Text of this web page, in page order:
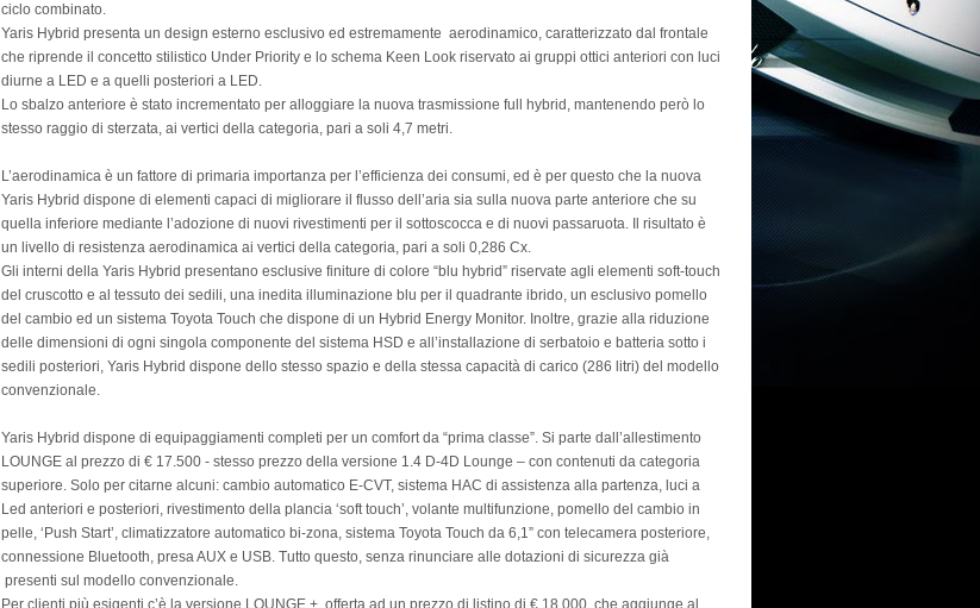
ciclo combinato.
Yaris Hybrid presenta un design esterno esclusivo ed estremamente aerodinamico, caratterizzato dal frontale
che riprende il concetto stilistico Under Priority e lo schema Keen Look riservato ai gruppi ottici anteriori con luci
diurne a LED e a quelli posteriori a LED.
Lo sbalzo anteriore è stato incrementato per alloggiare la nuova trasmissione full hybrid, mantenendo però lo
stesso raggio di sterzata, ai vertici della categoria, pari a soli 4,7 metri.
L’aerodinamica è un fattore di primaria importanza per l’efficienza dei consumi, ed è per questo che la nuova
Yaris Hybrid dispone di elementi capaci di migliorare il flusso dell’aria sia sulla nuova parte anteriore che su
quella inferiore mediante l’adozione di nuovi rivestimenti per il sottoscocca e di nuovi passaruota. Il risultato è
un livello di resistenza aerodinamica ai vertici della categoria, pari a soli 0,286 Cx.
Gli interni della Yaris Hybrid presentano esclusive finiture di colore “blu hybrid” riservate agli elementi soft-touch
del cruscotto e al tessuto dei sedili, una inedita illuminazione blu per il quadrante ibrido, un esclusivo pomello
del cambio ed un sistema Toyota Touch che dispone di un Hybrid Energy Monitor. Inoltre, grazie alla riduzione
delle dimensioni di ogni singola componente del sistema HSD e all’installazione di serbatoio e batteria sotto i
sedili posteriori, Yaris Hybrid dispone dello stesso spazio e della stessa capacità di carico (286 litri) del modello
convenzionale.
Yaris Hybrid dispone di equipaggiamenti completi per un comfort da “prima classe”. Si parte dall’allestimento
LOUNGE al prezzo di € 17.500 - stesso prezzo della versione 1.4 D-4D Lounge – con contenuti da categoria
superiore. Solo per citarne alcuni: cambio automatico E-CVT, sistema HAC di assistenza alla partenza, luci a
Led anteriori e posteriori, rivestimento della plancia ‘soft touch’, volante multifunzione, pomello del cambio in
pelle, ‘Push Start’, climatizzatore automatico bi-zona, sistema Toyota Touch da 6,1” con telecamera posteriore,
connessione Bluetooth, presa AUX e USB. Tutto questo, senza rinunciare alle dotazioni di sicurezza già
presenti sul modello convenzionale.
Per clienti più esigenti c’è la versione LOUNGE +, offerta ad un prezzo di listino di € 18.000, che aggiunge al